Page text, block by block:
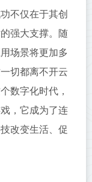
不仅在于其创
强大支撑。随
场景将更加多
切都离不开云
数字化时代，
，它成为了连
改变生活、促